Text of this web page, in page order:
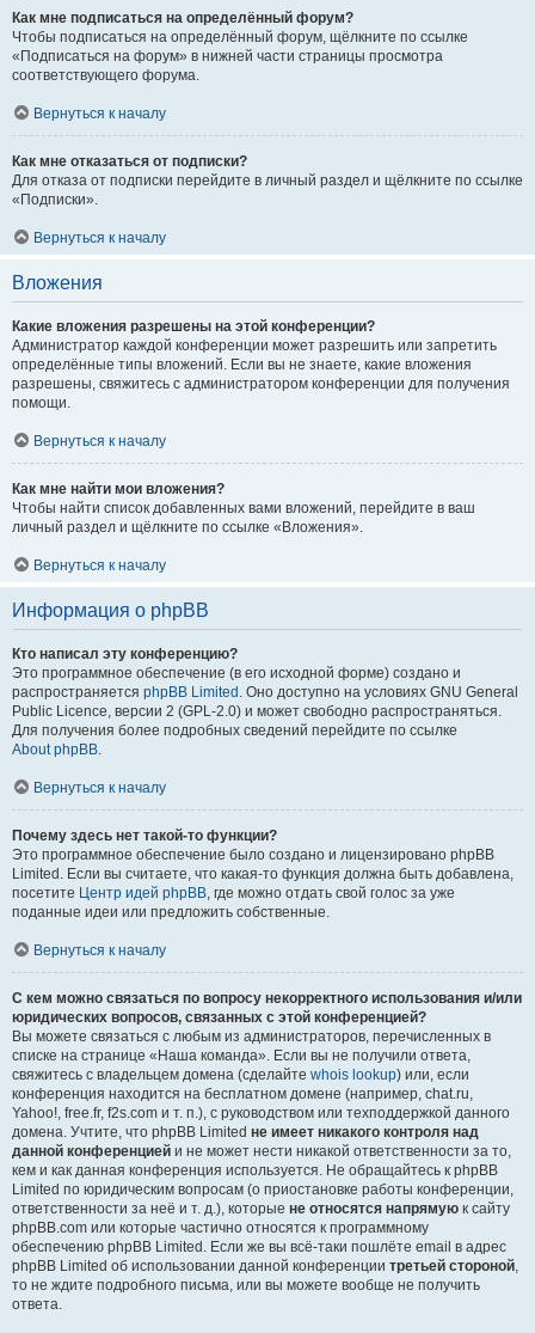
Как мне подписаться на определённый форум?
Чтобы подписаться на определённый форум, щёлкните по ссылке
«Подписаться на форум» в нижней части страницы просмотра
соответствующего форума.
Вернуться к началу
Как мне отказаться от подписки?
Для отказа от подписки перейдите в личный раздел и щёлкните по ссылке
«Подписки».
Вернуться к началу
Вложения
Какие вложения разрешены на этой конференции?
Администратор каждой конференции может разрешить или запретить
определённые типы вложений. Если вы не знаете, какие вложения
разрешены, свяжитесь с администратором конференции для получения
помощи.
Вернуться к началу
Как мне найти мои вложения?
Чтобы найти список добавленных вами вложений, перейдите в ваш
личный раздел и щёлкните по ссылке «Вложения».
Вернуться к началу
Информация о phpBB
Кто написал эту конференцию?
Это программное обеспечение (в его исходной форме) создано и
распространяется phpBB Limited . Оно доступно на условиях GNU General
Public Licence, версии 2 (GPL-2.0) и может свободно распространяться.
Для получения более подробных сведений перейдите по ссылке
About phpBB.
Вернуться к началу
Почему здесь нет такой-то функции?
Это программное обеспечение было создано и лицензировано phpBB
Limited. Если вы считаете, что какая-то функция должна быть добавлена,
посетите Центр идей phpBB, где можно отдать свой голос за уже
поданные идеи или предложить собственные.
Вернуться к началу
С кем можно связаться по вопросу некорректного использования и/или
юридических вопросов, связанных с этой конференцией?
Вы можете связаться с любым из администраторов, перечисленных в
списке на странице «Наша команда». Если вы не получили ответа,
свяжитесь с владельцем домена (сделайте whois lookup) или, если
конференция находится на бесплатном домене (например, chat.ru,
Yahoo!, free.fr, f2s.com и т. п.), с руководством или техподдержкой данного
домена. Учтите, что phpBB Limited не имеет никакого контроля над
данной конференцией и не может нести никакой ответственности за то,
кем и как данная конференция используется. Не обращайтесь к phpBB
Limited по юридическим вопросам (о приостановке работы конференции,
ответственности за неё и т. д.), которые не относятся напрямую к сайту
phpBB.com или которые частично относятся к программному
обеспечению phpBB Limited. Если же вы всё-таки пошлёте email в адрес
phpBB Limited об использовании данной конференции третьей стороной,
то не ждите подробного письма, или вы можете вообще не получить
ответа.